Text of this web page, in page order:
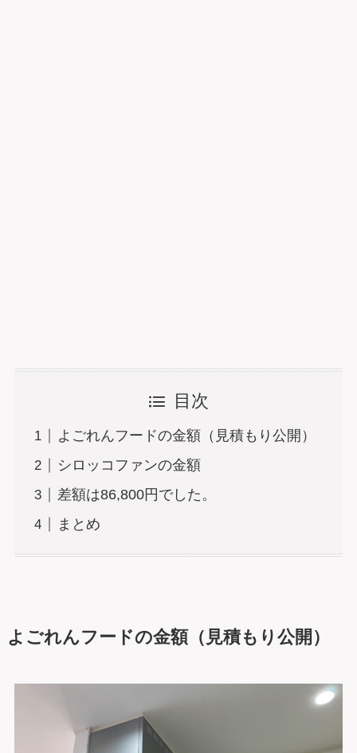
目次
よごれんフードの金額（見積もり公開）
シロッコファンの金額
差額は86,800円でした。
まとめ
よごれんフードの金額（見積もり公開）